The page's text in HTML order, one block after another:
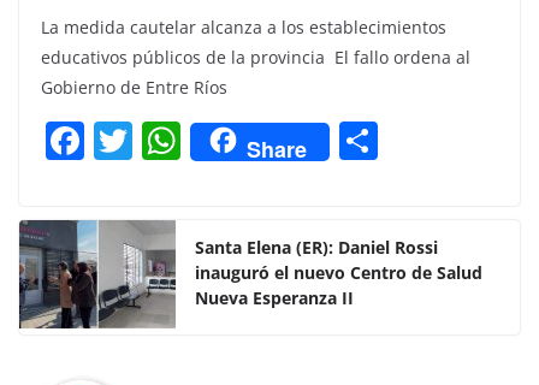
La medida cautelar alcanza a los establecimientos
educativos públicos de la provincia El fallo ordena al
Gobierno de Entre Ríos
F
c
e
b
o
o
T
itt
er
W
h
s
A
Share
p
ar
Santa Elena (ER): Daniel Rossi
inauguró el nuevo Centro de Salud
Nueva Esperanza II